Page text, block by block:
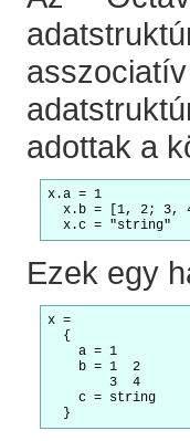
adottak a
x.a = 1
x.b = [1, 2; 3,
Ezek egy
x =
  {
    a = 1
    b = 1  2
        3  4
    c = string